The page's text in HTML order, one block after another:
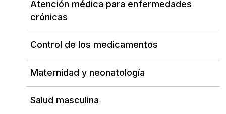
Atención médica para enfermedades
crónicas
Control de los medicamentos
Maternidad y neonatología
Salud masculina